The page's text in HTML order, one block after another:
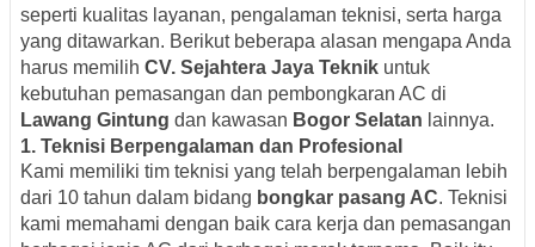
seperti kualitas layanan, pengalaman teknisi, serta harga
yang ditawarkan. Berikut beberapa alasan mengapa Anda
harus memilih CV. Sejahtera Jaya Teknik untuk
kebutuhan pemasangan dan pembongkaran AC di
Lawang Gintung dan kawasan Bogor Selatan lainnya.
1. Teknisi Berpengalaman dan Profesional
Kami memiliki tim teknisi yang telah berpengalaman lebih
dari 10 tahun dalam bidang bongkar pasang AC. Teknisi
kami memahami dengan baik cara kerja dan pemasangan